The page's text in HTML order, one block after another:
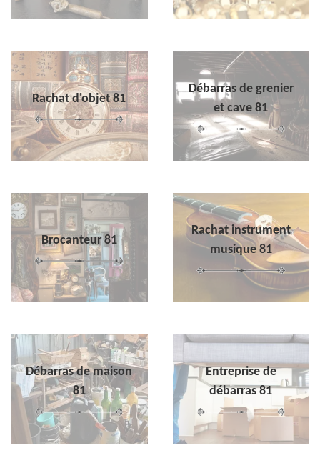
Rachat d'objet 81
Débarras de grenier
et cave 81
Brocanteur 81
Rachat instrument
musique 81
Débarras de maison
81
Entreprise de
débarras 81